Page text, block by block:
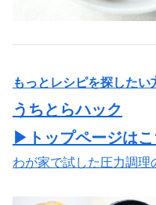
もっとレシピを探したい
うちとらハック
▶トップページはこ
わが家で試した圧力調理